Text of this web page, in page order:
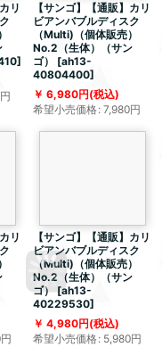
リ
]
円
【サンゴ】【通販】カリ
ビアンバブルディスク
（Multi)（個体販売）
No.2（生体）（サン
ゴ）
[ah13-
40804400]
6,980円(税込)
希望小売価格: 7,980円
リ
円
【サンゴ】【通販】カリ
ビアンバブルディスク
（Multi)（個体販売）
No.2（生体）（サン
ゴ） [ah13-
40229530]
4,980円(税込)
希望小売価格: 5,980円